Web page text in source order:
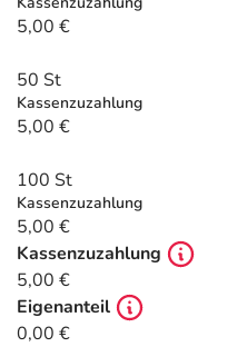
Tierapotheke
Vitamine & Mineralstoffe
Marken
Salus Deals
5,00 €
50 St
Kassenzuzahlung
5,00 €
100 St
Kassenzuzahlung
5,00 €
Kassenzuzahlung
5,00 €
Eigenanteil
0,00 €